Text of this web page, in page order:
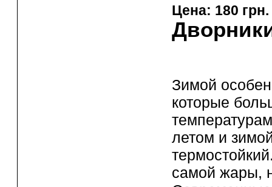
Цена: 180 грн.
Зимой
которые
летом и
самой жары,